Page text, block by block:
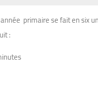
primaire se fait en six
: